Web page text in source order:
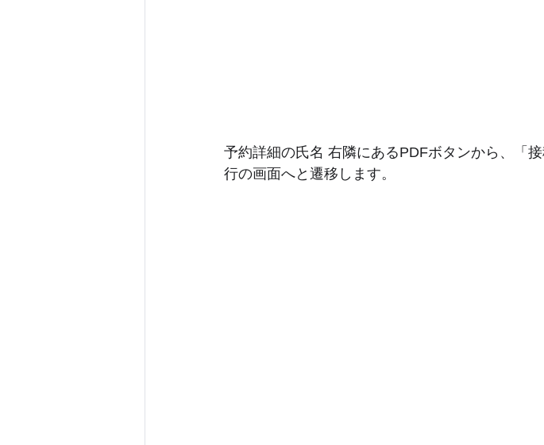
予約詳細の氏名 右隣にあるPDFボタンから、「
行の画面へと遷移します。